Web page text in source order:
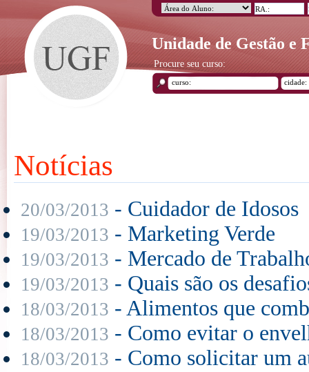
Unidade de Gestão e
Procure seu curso:
Notícias
20/03/2013 - Cuidador de Idosos
19/03/2013 - Marketing Verde
19/03/2013 - Mercado de
19/03/2013 - Quais são os
18/03/2013 - Alimentos que
18/03/2013 - Como evitar o
18/03/2013 - Como solicitar um